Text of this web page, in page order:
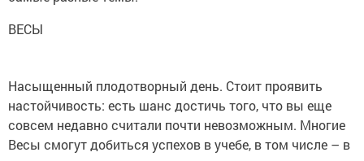
ВЕСЫ
Насыщенный плодотворный день. Стоит проявить
настойчивость: есть шанс достичь того, что вы еще
совсем недавно считали почти невозможным. Многие
Весы смогут добиться успехов в учебе, в том числе – в